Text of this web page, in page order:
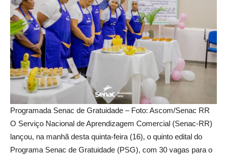
Programada Senac de Gratuidade – Foto: Ascom/Senac RR
O Serviço Nacional de Aprendizagem Comercial (Senac-RR)
lançou, na manhã desta quinta-feira (16), o quinto edital do
Programa Senac de Gratuidade (PSG), com 30 vagas para o